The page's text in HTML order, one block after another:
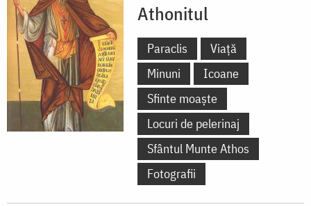
Athonitul
Paraclis
Viață
Minuni
Icoane
Sfinte moaște
Locuri de pelerinaj
Sfântul Munte Athos
Fotografii